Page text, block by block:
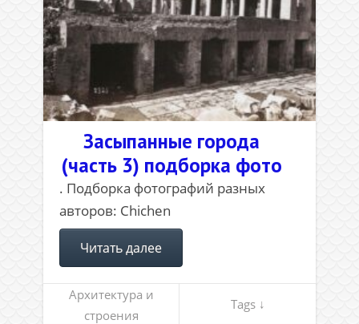
Засыпанные города
(часть 3) подборка фото
. Подборка фотографий разных
авторов: Chichen
Читать далее
Архитектура и
строения
Tags ↓